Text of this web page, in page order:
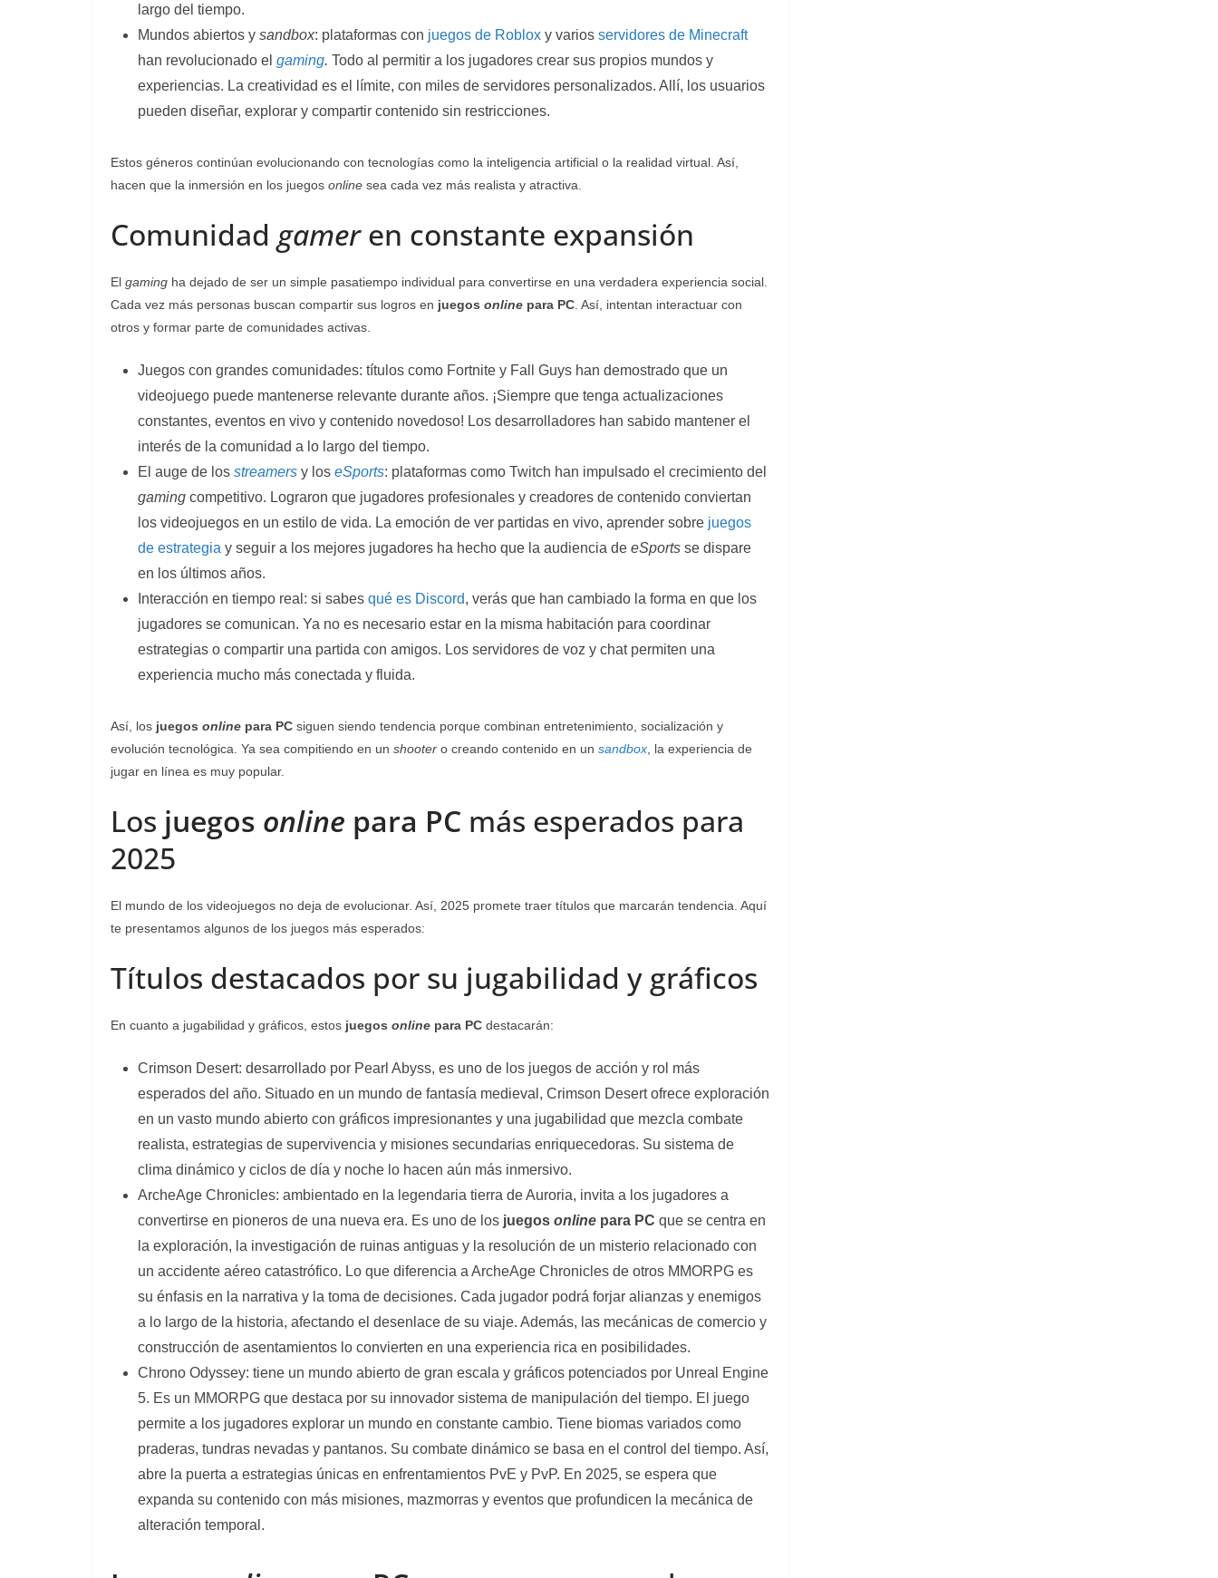
largo del tiempo.
Mundos abiertos y sandbox: plataformas con juegos de Roblox y varios servidores de Minecraft
han revolucionado el gaming. Todo al permitir a los jugadores crear sus propios mundos y
experiencias. La creatividad es el límite, con miles de servidores personalizados. Allí, los usuarios
pueden diseñar, explorar y compartir contenido sin restricciones.
Estos géneros continúan evolucionando con tecnologías como la inteligencia artificial o la realidad virtual. Así,
hacen que la inmersión en los juegos online sea cada vez más realista y atractiva.
Comunidad gameren constante expansión
El gaming ha dejado de ser un simple pasatiempo individual para convertirse en una verdadera experiencia social.
Cada vez más personas buscan compartir sus logros en juegos online para PC . Así, intentan interactuar con
otros y formar parte de comunidades activas.
Juegos con grandes comunidades: títulos como Fortnite y Fall Guys han demostrado que un
videojuego puede mantenerse relevante durante años. ¡Siempre que tenga actualizaciones
constantes, eventos en vivo y contenido novedoso! Los desarrolladores han sabido mantener el
interés de la comunidad a lo largo del tiempo.
El auge de los streamers y los eSports: plataformas como Twitch han impulsado el crecimiento del
gaming competitivo. Lograron que jugadores profesionales y creadores de contenido conviertan
los videojuegos en un estilo de vida. La emoción de ver partidas en vivo, aprender sobre juegos
de estrategia y seguir a los mejores jugadores ha hecho que la audiencia de eSports se dispare
en los últimos años.
Interacción en tiempo real: si sabes qué es Discord, verás que han cambiado la forma en que los
jugadores se comunican. Ya no es necesario estar en la misma habitación para coordinar
estrategias o compartir una partida con amigos. Los servidores de voz y chat permiten una
experiencia mucho más conectada y fluida.
Así, los juegos online para PC siguen siendo tendencia porque combinan entretenimiento, socialización y
evolución tecnológica. Ya sea compitiendo en un shooter o creando contenido en un sandbox , la experiencia de
jugar en línea es muy popular.
Los juegos online para PC más esperados para
2025
El mundo de los videojuegos no deja de evolucionar. Así, 2025 promete traer títulos que marcarán tendencia. Aquí
te presentamos algunos de los juegos más esperados:
Títulos destacados por su jugabilidad y gráficos
En cuanto a jugabilidad y gráficos, estos juegos online para PC destacarán:
Crimson Desert: desarrollado por Pearl Abyss, es uno de los juegos de acción y rol más
esperados del año. Situado en un mundo de fantasía medieval, Crimson Desert ofrece exploración
en un vasto mundo abierto con gráficos impresionantes y una jugabilidad que mezcla combate
realista, estrategias de supervivencia y misiones secundarias enriquecedoras. Su sistema de
clima dinámico y ciclos de día y noche lo hacen aún más inmersivo.
ArcheAge Chronicles: ambientado en la legendaria tierra de Auroria, invita a los jugadores a
convertirse en pioneros de una nueva era. Es uno de los juegos online para PC que se centra en
la exploración, la investigación de ruinas antiguas y la resolución de un misterio relacionado con
un accidente aéreo catastrófico. Lo que diferencia a ArcheAge Chronicles de otros MMORPG es
su énfasis en la narrativa y la toma de decisiones. Cada jugador podrá forjar alianzas y enemigos
a lo largo de la historia, afectando el desenlace de su viaje. Además, las mecánicas de comercio y
construcción de asentamientos lo convierten en una experiencia rica en posibilidades.
Chrono Odyssey: tiene un mundo abierto de gran escala y gráficos potenciados por Unreal Engine
5. Es un MMORPG que destaca por su innovador sistema de manipulación del tiempo. El juego
permite a los jugadores explorar un mundo en constante cambio. Tiene biomas variados como
praderas, tundras nevadas y pantanos. Su combate dinámico se basa en el control del tiempo. Así,
abre la puerta a estrategias únicas en enfrentamientos PvE y PvP. En 2025, se espera que
expanda su contenido con más misiones, mazmorras y eventos que profundicen la mecánica de
alteración temporal.